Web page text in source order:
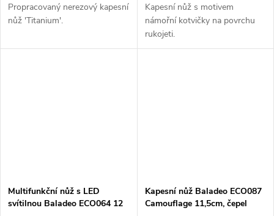
Propracovaný nerezový kapesní
nůž 'Titanium'.
Kapesní nůž s motivem
námořní kotvičky na povrchu
rukojeti.
Multifunkční nůž s LED
svítilnou Baladeo ECO064 12
Kapesní nůž Baladeo ECO087
Camouflage 11,5cm, čepel